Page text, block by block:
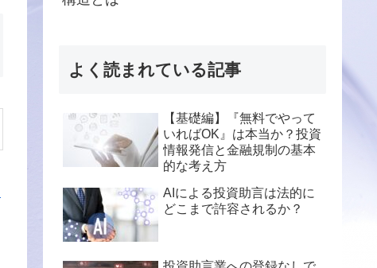
よく読まれている記事
【基礎編】『無料でやって
いればOK』は本当か？投資
情報発信と金融規制の基本
的な考え方
AIによる投資助言は法的に
どこまで許容されるか？